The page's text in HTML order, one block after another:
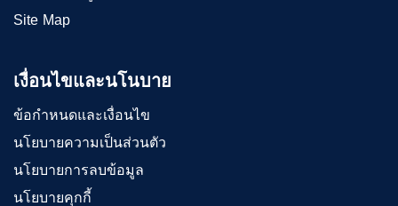
Site Map
เงื่อนไขและนโนบาย
ข้อกำหนดและเงื่อนไข
นโยบายความเป็นส่วนตัว
นโยบายการลบข้อมูล
นโยบายคุกกี้